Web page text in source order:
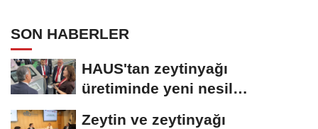
SON HABERLER
HAUS'tan zeytinyağı
üretiminde yeni nesil
Zeytin ve zeytinyağı